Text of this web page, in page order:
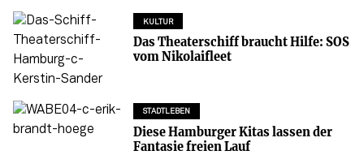
KULTUR
Das Theaterschiff braucht Hilfe: SOS
vom Nikolaifleet
STADTLEBEN
Diese Hamburger Kitas lassen der
Fantasie freien Lauf